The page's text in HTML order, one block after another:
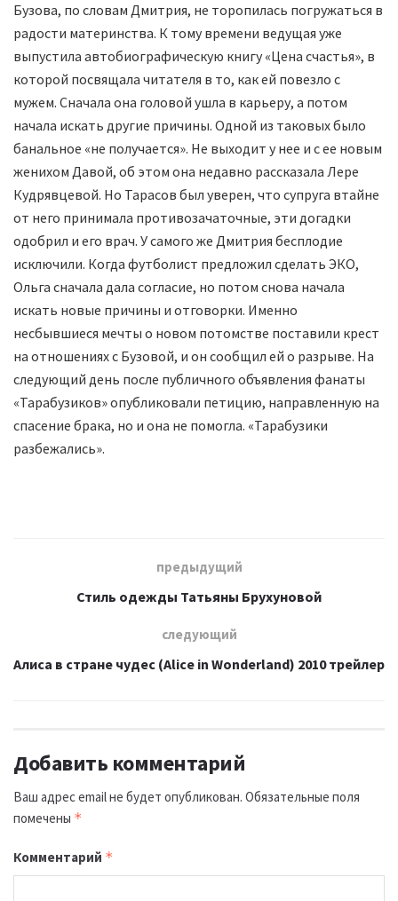
Бузова, по словам Дмитрия, не торопилась погружаться в
радости материнства. К тому времени ведущая уже
выпустила автобиографическую книгу «Цена счастья», в
которой посвящала читателя в то, как ей повезло с
мужем. Сначала она головой ушла в карьеру, а потом
начала искать другие причины. Одной из таковых было
банальное «не получается». Не выходит у нее и с ее новым
женихом Давой, об этом она недавно рассказала Лере
Кудрявцевой. Но Тарасов был уверен, что супруга втайне
от него принимала противозачаточные, эти догадки
одобрил и его врач. У самого же Дмитрия бесплодие
исключили. Когда футболист предложил сделать ЭКО,
Ольга сначала дала согласие, но потом снова начала
искать новые причины и отговорки. Именно
несбывшиеся мечты о новом потомстве поставили крест
на отношениях с Бузовой, и он сообщил ей о разрыве. На
следующий день после публичного объявления фанаты
«Тарабузиков» опубликовали петицию, направленную на
спасение брака, но и она не помогла. «Тарабузики
разбежались».
предыдущий
Стиль одежды Татьяны Брухуновой
следующий
Алиса в стране чудес (Alice in Wonderland) 2010 трейлер
Добавить комментарий
Ваш адрес email не будет опубликован. Обязательные поля
помечены *
Комментарий *